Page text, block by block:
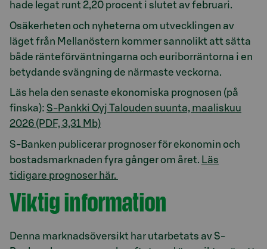
hade legat runt 2,20 procent i slutet av februari.
Osäkerheten och nyheterna om utvecklingen av
läget från Mellanöstern kommer sannolikt att sätta
både ränteförväntningarna och euriborräntorna i en
betydande svängning de närmaste veckorna.
Läs hela den senaste ekonomiska prognosen (på
finska): S-Pankki Oyj Talouden suunta, maaliskuu
2026 (PDF, 3,31 Mb)
S-Banken publicerar prognoser för ekonomin och
bostadsmarknaden fyra gånger om året. Läs
tidigare prognoser här.
Viktig information
Denna marknadsöversikt har utarbetats av S-